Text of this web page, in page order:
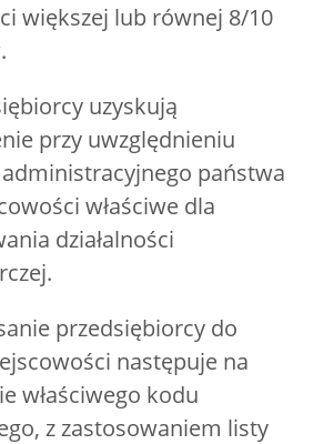
większej lub równej 8/10
uzyskują
przy uwzględnieniu
administracyjnego państwa
właściwe dla
działalności
przedsiębiorcy do
następuje na
właściwego kodu
z zastosowaniem listy